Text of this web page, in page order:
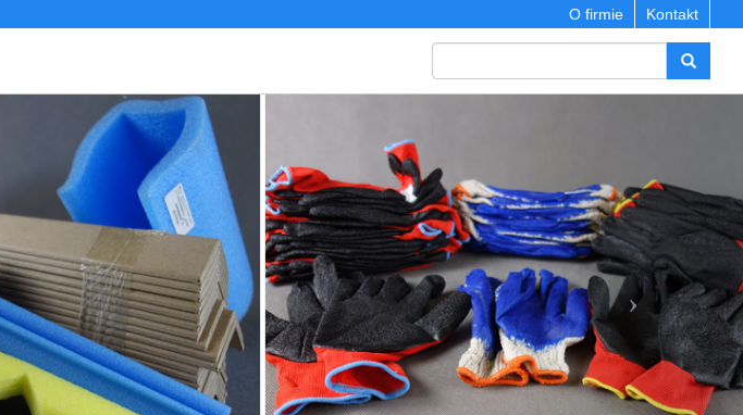
O firmie Kontakt